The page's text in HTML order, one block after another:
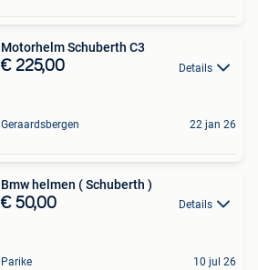
Motorhelm Schuberth C3
€ 225,00 Details
Geraardsbergen 22 jan 26
Bmw helmen ( Schuberth )
€ 50,00 Details
Parike 10 jul 26